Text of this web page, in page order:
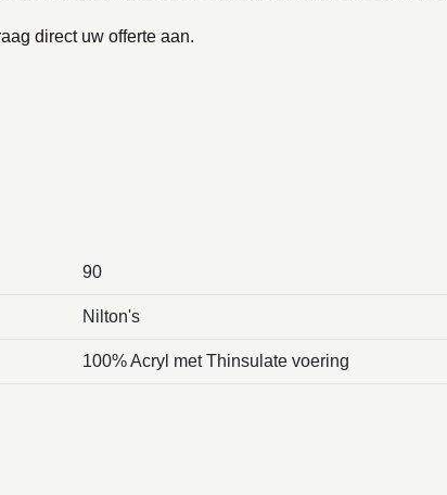
direct uw offerte aan.
90
Nilton's
100% Acryl met Thinsulate voering